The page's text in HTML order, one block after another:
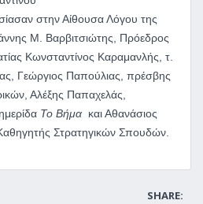
στην Αίθουσα Λόγου της
Μ. Βαρβιτσιώτης, Πρόεδρος
Κωνσταντίνος Καραμανλής, τ.
Γεώργιος Παπούλιας, πρέσβης
Αλέξης Παπαχελάς,
Το Βήμα και Αθανάσιος
Στρατηγικών Σπουδών.
SHARE: